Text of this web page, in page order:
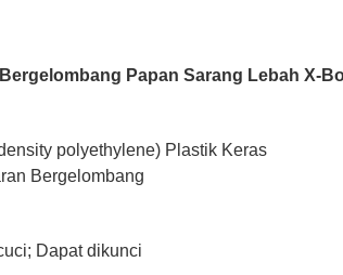
Papan Sarang Lebah X-
polyethylene) Plastik Keras
Bergelombang
Dapat dikunci